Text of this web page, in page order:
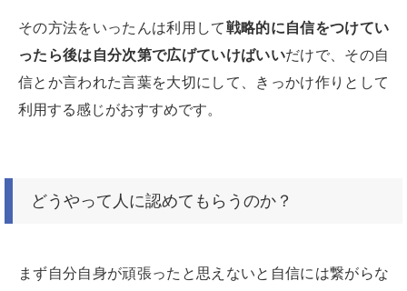
その方法をいったんは利用して戦略的に自信をつけてい
ったら後は自分次第で広げていけばいいだけで、その自
信とか言われた言葉を大切にして、きっかけ作りとして
利用する感じがおすすめです。
どうやって人に認めてもらうのか？
まず自分自身が頑張ったと思えないと自信には繋がらな